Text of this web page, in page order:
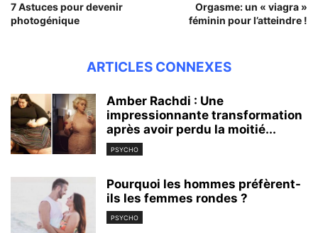
7 Astuces pour devenir
photogénique
Orgasme: un « viagra »
féminin pour l’atteindre !
ARTICLES CONNEXES
Amber Rachdi : Une
impressionnante transformation
après avoir perdu la moitié...
PSYCHO
Pourquoi les hommes préfèrent-
ils les femmes rondes ?
PSYCHO